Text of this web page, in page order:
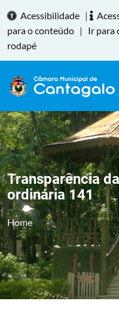
Acessibilidade |
para o conteúdo | Ir para
rodapé
Transparência
ordinária 141
Home